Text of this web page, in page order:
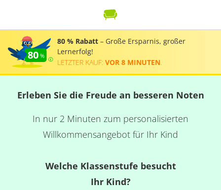
80
80 % Rabatt – Große Ersparnis, großer
Lernerfolg!
LETZTER KAUF: VOR 8 MINUTEN
Erleben Sie die Freude an besseren Noten
In nur 2 Minuten zum personalisierten
Willkommensangebot für Ihr Kind
Welche Klassenstufe besucht
Ihr Kind?